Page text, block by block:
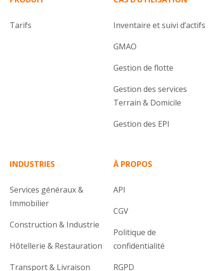
Tarifs
Inventaire et suivi d’actifs
GMAO
Gestion de flotte
Gestion des services
Terrain & Domicile
Gestion des EPI
INDUSTRIES
Services généraux &
Immobilier
Construction & Industrie
Hôtellerie & Restauration
Transport & Livraison
À PROPOS
API
CGV
Politique de
confidentialité
RGPD